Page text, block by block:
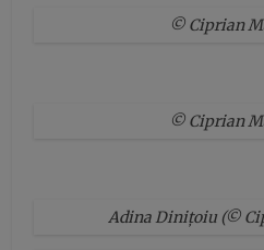
© Ciprian
© Ciprian
Adina Dinițoiu (©